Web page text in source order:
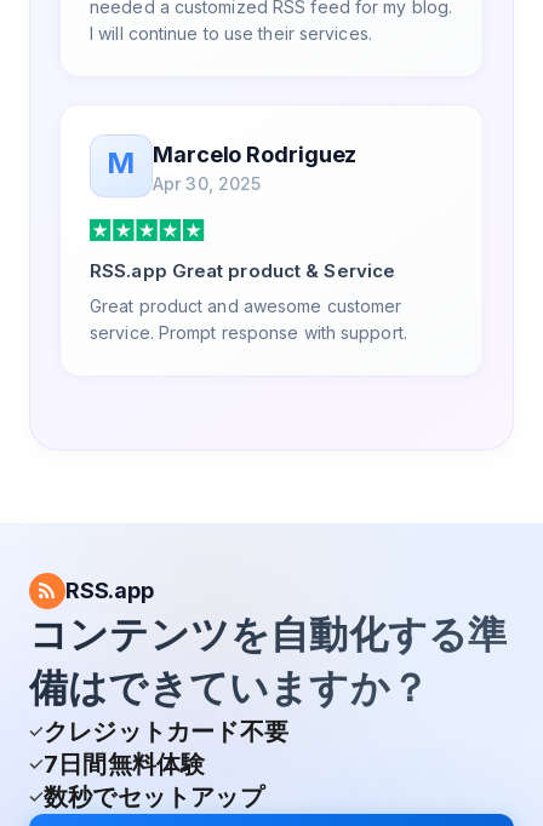
needed a customized RSS feed for my blog.
I will continue to use their services.
M Marcelo Rodriguez
Apr 30, 2025
RSS.app Great product & Service
Great product and awesome customer
service. Prompt response with support.
RSS.app
コンテンツを自動化する準
備はできていますか？
クレジットカード不要
7日間無料体験
数秒でセットアップ